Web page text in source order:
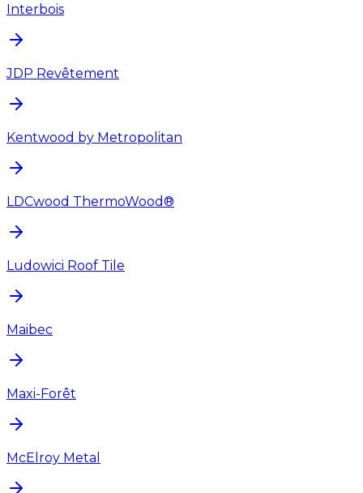
Interbois
JDP Revêtement
Kentwood by Metropolitan
LDCwood ThermoWood®
Ludowici Roof Tile
Maibec
Maxi-Forêt
McElroy Metal